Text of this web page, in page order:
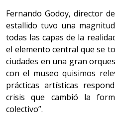
Fernando Godoy, director
estallido tuvo una
todas las capas de la
el elemento central que se
ciudades en una gran
con el museo quisimos
prácticas artísticas
crisis que cambió la
colectivo”.